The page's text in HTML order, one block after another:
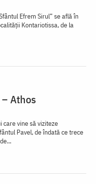
Efrem Sirul” se află în
Kontariotissa, de la
Athos
care vine să viziteze
Pavel, de îndată ce trece